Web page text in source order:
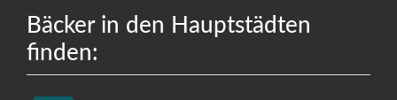
Bäcker in den Hauptstädten
finden: